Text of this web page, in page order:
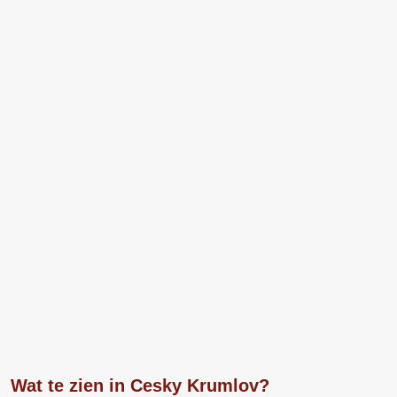
Wat te zien in Cesky Krumlov?